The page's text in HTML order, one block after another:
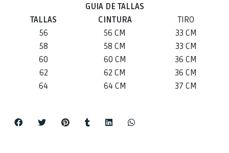
GUIA DE TALLAS
TALLAS
CINTURA
TIRO
56
56 CM
33 CM
58
58 CM
33 CM
60
60 CM
36 CM
62
62 CM
36 CM
64
64 CM 37 CM